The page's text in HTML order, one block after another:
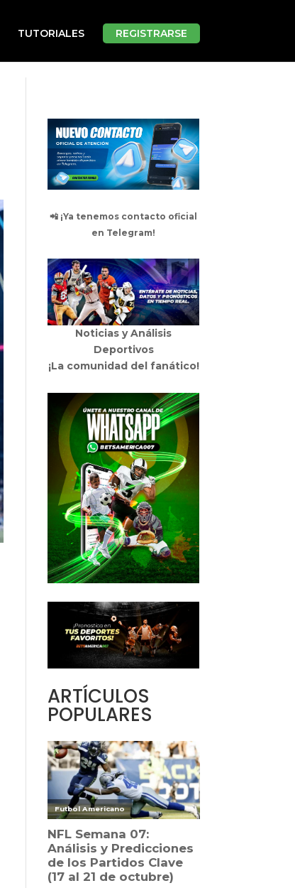
TUTORIALES REGISTRARSE
📲 ¡Ya tenemos contacto oficial
en Telegram!
Noticias y Análisis
Deportivos
¡La comunidad del fanático!
ARTÍCULOS
POPULARES